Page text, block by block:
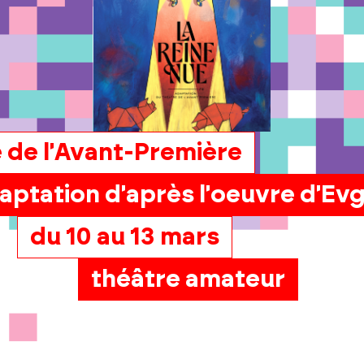
de l'Avant-Première
d'après l'oeuvre
du 10 au 13 mars
théâtre amateur